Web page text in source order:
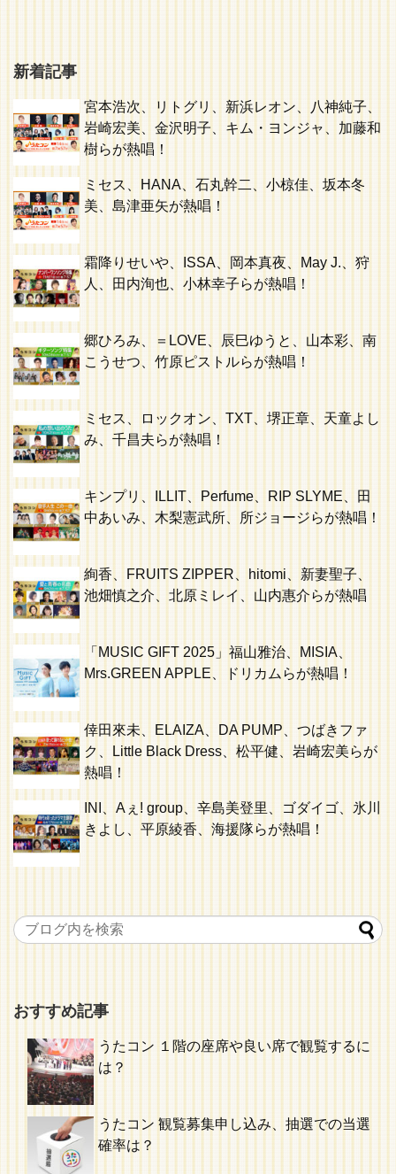
新着記事
宮本浩次、リトグリ、新浜レオン、八神純子、
岩崎宏美、金沢明子、キム・ヨンジャ、加藤和
樹らが熱唱！
ミセス、HANA、石丸幹二、小椋佳、坂本冬
美、島津亜矢が熱唱！
霜降りせいや、ISSA、岡本真夜、May J.、狩
人、田内洵也、小林幸子らが熱唱！
郷ひろみ、＝LOVE、辰巳ゆうと、山本彩、南
こうせつ、竹原ピストルらが熱唱！
ミセス、ロックオン、TXT、堺正章、天童よし
み、千昌夫らが熱唱！
キンプリ、ILLIT、Perfume、RIP SLYME、田
中あいみ、木梨憲武所、所ジョージらが熱唱！
絢香、FRUITS ZIPPER、hitomi、新妻聖子、
池畑慎之介、北原ミレイ、山内惠介らが熱唱
「MUSIC GIFT 2025」福山雅治、MISIA、
Mrs.GREEN APPLE、ドリカムらが熱唱！
倖田來未、ELAIZA、DA PUMP、つばきファ
ク、Little Black Dress、松平健、岩崎宏美らが
熱唱！
INI、Aぇ! group、辛島美登里、ゴダイゴ、氷川
きよし、平原綾香、海援隊らが熱唱！
おすすめ記事
うたコン １階の座席や良い席で観覧するに
は？
うたコン 観覧募集申し込み、抽選での当選
確率は？